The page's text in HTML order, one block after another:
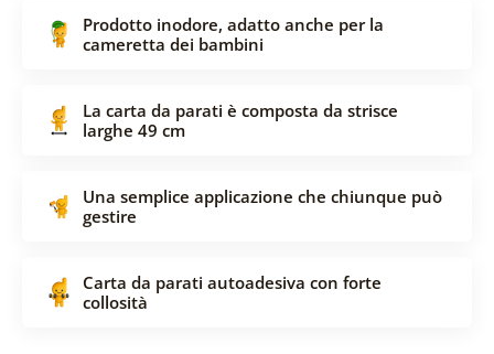
Prodotto inodore, adatto anche per la
cameretta dei bambini
La carta da parati è composta da strisce
larghe 49 cm
Una semplice applicazione che chiunque può
gestire
Carta da parati autoadesiva con forte
collosità